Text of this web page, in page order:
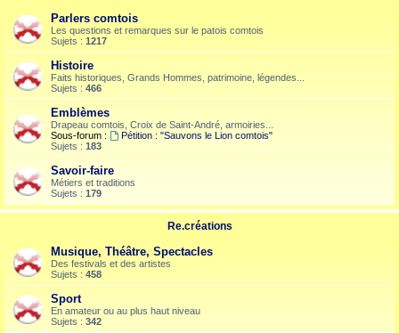
Parlers comtois
Les questions et remarques sur le patois comtois
Sujets : 1217
Histoire
Faits historiques, Grands Hommes, patrimoine, légendes...
Sujets : 466
Emblèmes
Drapeau comtois, Croix de Saint-André, armoiries...
Sous-forum :
Pétition : "Sauvons le Lion comtois"
Sujets : 183
Savoir-faire
Métiers et traditions
Sujets : 179
Re.créations
Musique, Théâtre, Spectacles
Des festivals et des artistes
Sujets : 458
Sport
En amateur ou au plus haut niveau
Sujets : 342